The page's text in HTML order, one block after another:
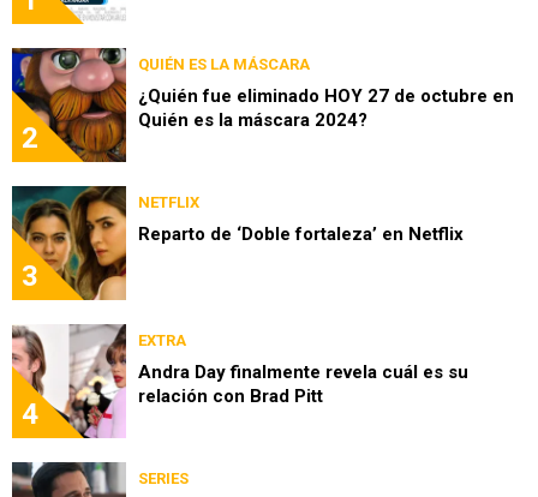
2
QUIÉN ES LA MÁSCARA
¿Quién fue eliminado HOY 27 de octubre en
Quién es la máscara 2024?
3
NETFLIX
Reparto de ‘Doble fortaleza’ en Netflix
4
EXTRA
Andra Day finalmente revela cuál es su
relación con Brad Pitt
SERIES